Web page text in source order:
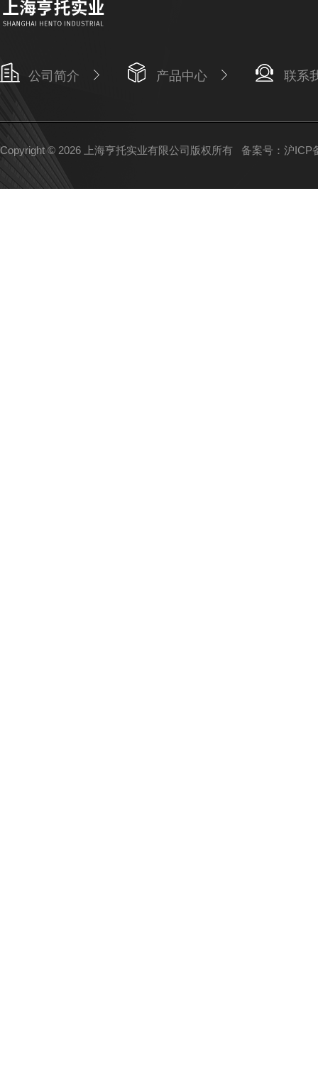
公司简介 产品中心 联系
Copyright © 2026 上海亨托实业有限公司版权所有 备案号：沪ICP